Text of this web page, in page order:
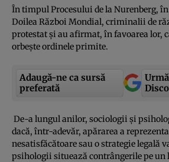
În timpul Procesului de la Nurenberg,
Doilea Război Mondial, criminalii de
protestat şi au afirmat, în favoarea lor,
orbeşte ordinele primite.
Adaugă-ne ca sursă
preferată
De-a lungul anilor, sociologii şi
dacă, într-adevăr, apărarea a
nesatisfăcătoare sau o strategie legală
psihologii situează contrângerile pe un